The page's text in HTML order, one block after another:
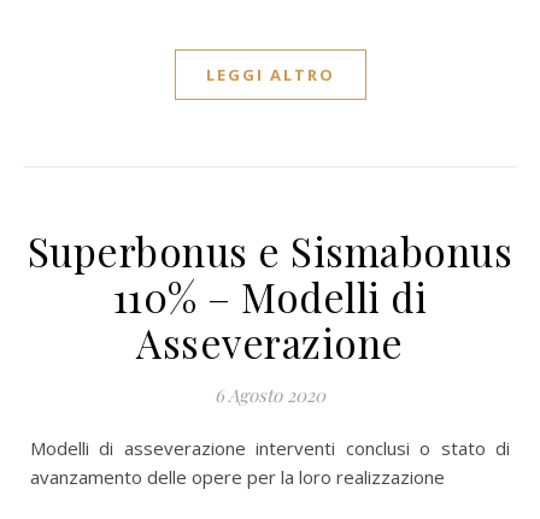
LEGGI ALTRO
Superbonus e Sismabonus
110% – Modelli di
Asseverazione
6 Agosto 2020
Modelli di asseverazione interventi conclusi o stato di
avanzamento delle opere per la loro realizzazione